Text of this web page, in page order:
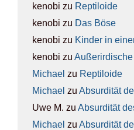
kenobi zu Rep­ti­lo­ide
kenobi zu Das Böse
kenobi zu Kin­der in
kenobi zu Außer­ir­di­sche
Michael zu Rep­ti­lo­ide
Michael zu Absur­di­tät
Uwe M. zu Absur­di­tät
Michael zu Absur­di­tät